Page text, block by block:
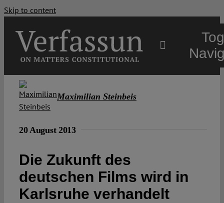
Skip to content
Open Access
Maximilian Steinbeis
20 August 2013
Die Zukunft des
deutschen Films wird in
Karlsruhe verhandelt